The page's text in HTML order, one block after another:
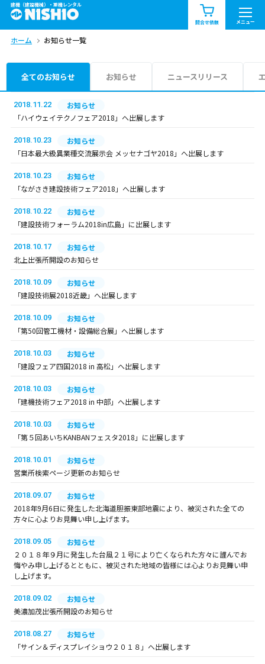
建機（建設機械）・重機レンタル
問合せ依頼 メニュー
商品一覧 お知らせ一覧
問合せ依頼リスト
エリア情報を見る
ホーム お知らせ一覧
全てのお知らせ お知らせ ニュースリリース
2018.11.22
お知らせ
「ハイウェイテクノフェア2018」へ出展します
2018.10.23
お知らせ
「日本最大級異業種交流展示会 メッセナゴヤ2018」へ出展します
2018.10.23
お知らせ
「ながさき建設技術フェア2018」へ出展します
2018.10.22
お知らせ
「建設技術フォーラム2018in広島」に出展します
2018.10.17
お知らせ
北上出張所開設のお知らせ
2018.10.09
お知らせ
「建設技術展2018近畿」へ出展します
2018.10.09
お知らせ
「第50回管工機材・設備総合展」へ出展します
2018.10.03
お知らせ
「建設フェア四国2018 in 高松」へ出展します
2018.10.03
お知らせ
「建機技術フェア2018 in 中部」へ出展します
2018.10.03
お知らせ
「第５回あいちKANBANフェスタ2018」に出展します
2018.10.01
お知らせ
営業所検索ページ更新のお知らせ
2018.09.07
お知らせ
2018年9月6日に発生した北海道胆振東部地震により、被災された全ての
方々に心よりお見舞い申し上げます。
2018.09.05
お知らせ
２０１８年９月に発生した台風２１号により亡くなられた方々に謹んでお
悔やみ申し上げるとともに、被災された地域の皆様には心よりお見舞い申
し上げます。
2018.09.02
お知らせ
美濃加茂出張所開設のお知らせ
2018.08.27
お知らせ
「サイン＆ディスプレイショウ２０１８」へ出展します